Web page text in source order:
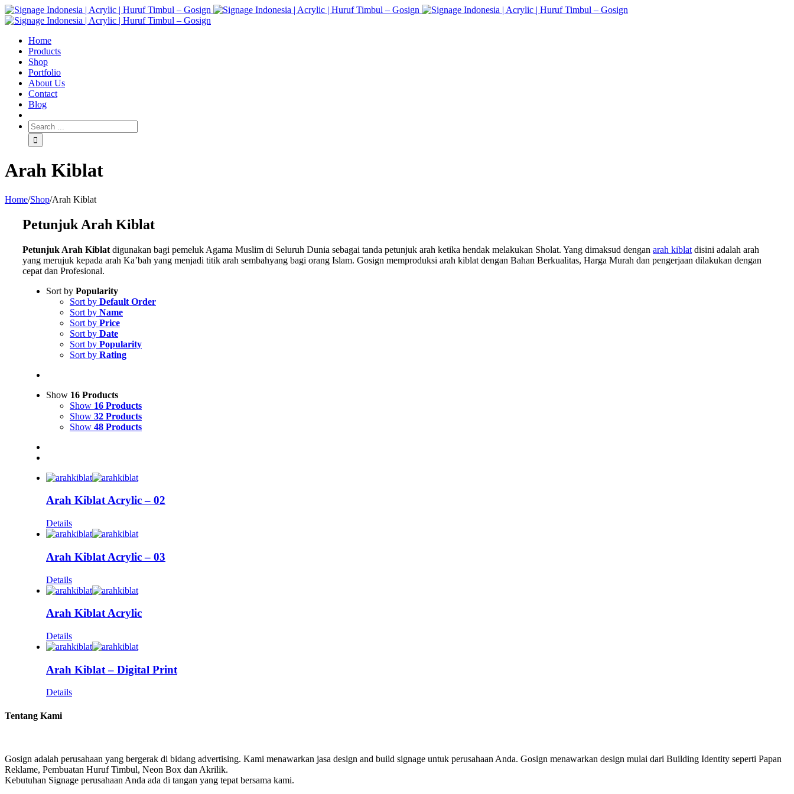
Home
Products
Shop
Portfolio
About Us
Contact
Blog
Arah Kiblat
Home/Shop/Arah Kiblat
Petunjuk Arah Kiblat
Petunjuk Arah Kiblat digunakan bagi pemeluk Agama Muslim di Seluruh Dunia sebagai tanda petunjuk arah ketika hendak melakukan Sholat. Yang dimaksud dengan arah kiblat disini adalah arah
yang merujuk kepada arah Ka’bah yang menjadi titik arah sembahyang bagi orang Islam. Gosign memproduksi arah kiblat dengan Bahan Berkualitas, Harga Murah dan pengerjaan dilakukan dengan
cepat dan Profesional.
Sort by Popularity
Sort by Default Order
Sort by Name
Sort by Price
Sort by Date
Sort by Popularity
Sort by Rating
Show 16 Products
Show 16 Products
Show 32 Products
Show 48 Products
Arah Kiblat Acrylic – 02
Details
Arah Kiblat Acrylic – 03
Details
Arah Kiblat Acrylic
Details
Arah Kiblat – Digital Print
Details
Tentang Kami
Gosign adalah perusahaan yang bergerak di bidang advertising. Kami menawarkan jasa design and build signage untuk perusahaan Anda. Gosign menawarkan design mulai dari Building Identity seperti Papan
Reklame, Pembuatan Huruf Timbul, Neon Box dan Akrilik.
Kebutuhan Signage perusahaan Anda ada di tangan yang tepat bersama kami.